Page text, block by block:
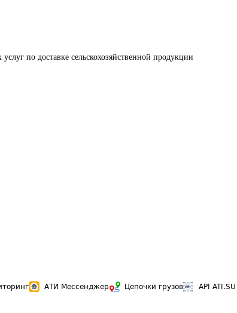
по доставке сельскохозяйственной продукции
АТИ Мессенджер Цепочки грузов API ATI.SU